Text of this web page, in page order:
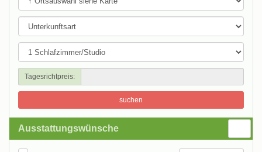
Tagesrichtpreis:
suchen
Ausstattungswünsche